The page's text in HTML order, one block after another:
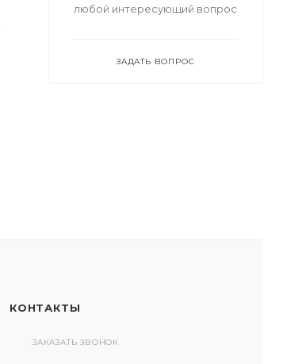
любой интересующий вопрос
ЗАДАТЬ ВОПРОС
КОНТАКТЫ
ЗАКАЗАТЬ ЗВОНОК